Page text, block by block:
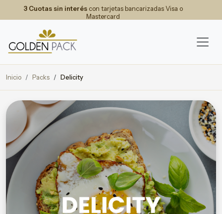
3 Cuotas sin interéscon tarjetas bancarizadas Visa o
Mastercard
Inicio Packs Delicity